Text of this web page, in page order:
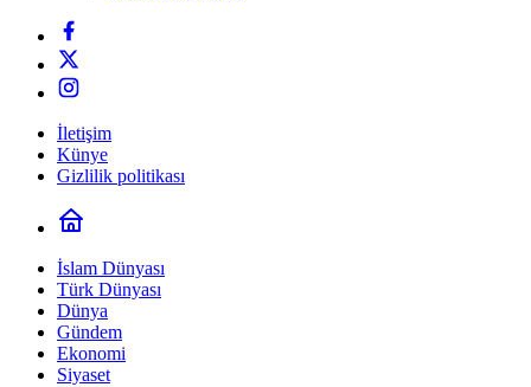
İletişim
Künye
Gizlilik politikası
İslam Dünyası
Türk Dünyası
Dünya
Gündem
Ekonomi
Siyaset